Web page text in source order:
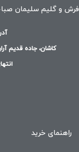
فرش و گلیم سلیمان
کاشان، جاده قدیم
راهنمای خرید